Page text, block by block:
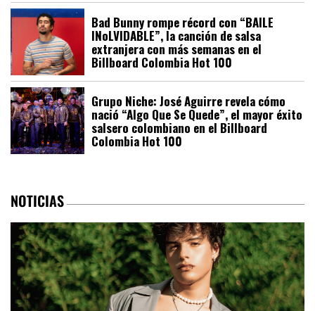
Bad Bunny rompe récord con “BAILE
INoLVIDABLE”, la canción de salsa
extranjera con más semanas en el
Billboard Colombia Hot 100
Grupo Niche: José Aguirre revela cómo
nació “Algo Que Se Quede”, el mayor éxito
salsero colombiano en el Billboard
Colombia Hot 100
NOTICIAS